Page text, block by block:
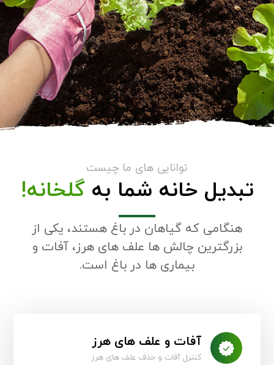
توانایی های ما چیست
تبدیل خانه شما بهگلخانه!
هنگامی که گیاهان در باغ هستند، یکی از
بزرگترین چالش ها علف های هرز، آفات و
بیماری ها در باغ است.
آفات و علف های هرز
کنترل آفات و حذف علف های هرز